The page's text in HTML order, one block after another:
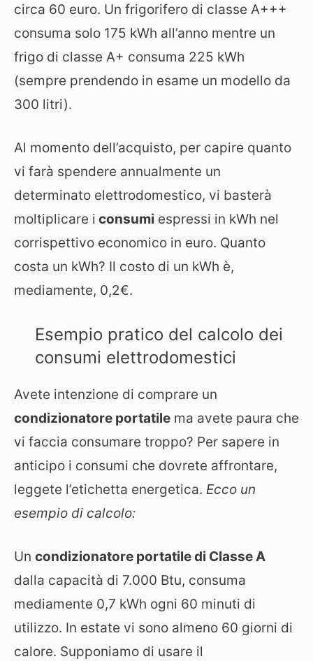
circa 60 euro. Un frigorifero di classe A+++
consuma solo 175 kWh all’anno mentre un
frigo di classe A+ consuma 225 kWh
(sempre prendendo in esame un modello da
300 litri).
Al momento dell’acquisto, per capire quanto
vi farà spendere annualmente un
determinato elettrodomestico, vi basterà
moltiplicare i consumi espressi in kWh nel
corrispettivo economico in euro. Quanto
costa un kWh? Il costo di un kWh è,
mediamente, 0,2€.
Esempio pratico del calcolo dei
consumi elettrodomestici
Avete intenzione di comprare un
condizionatore portatile ma avete paura che
vi faccia consumare troppo? Per sapere in
anticipo i consumi che dovrete affrontare,
leggete l’etichetta energetica. Ecco un
esempio di calcolo:
Un condizionatore portatile di Classe A
dalla capacità di 7.000 Btu, consuma
mediamente 0,7 kWh ogni 60 minuti di
utilizzo. In estate vi sono almeno 60 giorni di
calore. Supponiamo di usare il